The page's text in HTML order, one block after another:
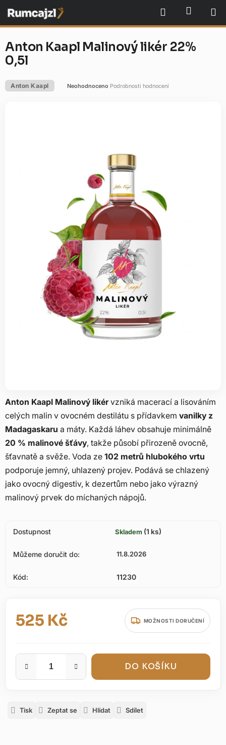
na
obsah
Hledat
Anton Kaapl Malinový likérvzniká macerací a lisováním
celých malin v ovocném destilátu s přídavkem vanilky z
Madagaskaru a máty. Každá láhev obsahuje minimálně
20 % malinové šťávy, takže působí přirozeně ovocně,
šťavnatě a svěže. Voda ze 102 metrů hlubokého vrtu
podporuje jemný, uhlazený projev. Podává se chlazený
jako ovocný digestiv, k dezertům nebo jako výrazný
malinový prvek do míchaných nápojů.
Dostupnost Skladem (1 ks)
Můžeme doručit do: 11.8.2026
Kód: 11230
525 Kč
Měrná cena:
MOŽNOSTI DORUČENÍ
DO KOŠÍKU
Tisk Zeptat se Hlídat Sdílet
Anton Kaapl Malinový likér 22%
0,5l
Anton Kaapl
Průměrné
hvězdiček.
Neohodnoceno Podrobnosti hodnocení